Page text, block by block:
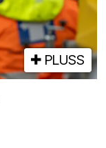
PLUSS